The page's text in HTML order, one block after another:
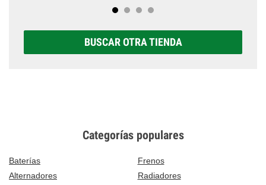
BUSCAR OTRA TIENDA
Categorías populares
Baterías
Frenos
Alternadores
Radiadores